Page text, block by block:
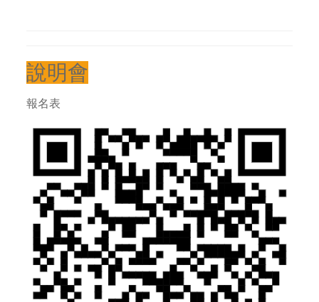
說明會
報名表